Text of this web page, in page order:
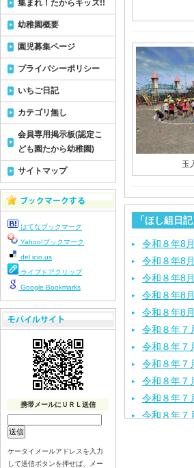
玉
「ほし組日
令和８年8
令和８年8
令和８年8
令和８年8
令和８年8
令和８年７
令和８年７
令和８年７
令和８年７
令和８年７
令和８年７
集まれ！たからキッズ!!
幼稚園概要
園児募集ページ
プライバシーポリシー
いちご日記
カテゴリ無し
会員専用掲示板(認定こ
ども園たから幼稚園)
サイトマップ
はてなブックマーク
Yahoo!ブックマーク
del.icio.us
ライブドアクリップ
Google Bookmarks
携帯メールにＵＲＬ送信
ケータイメールアドレスを入力
して送信ボタンを押せば、メー